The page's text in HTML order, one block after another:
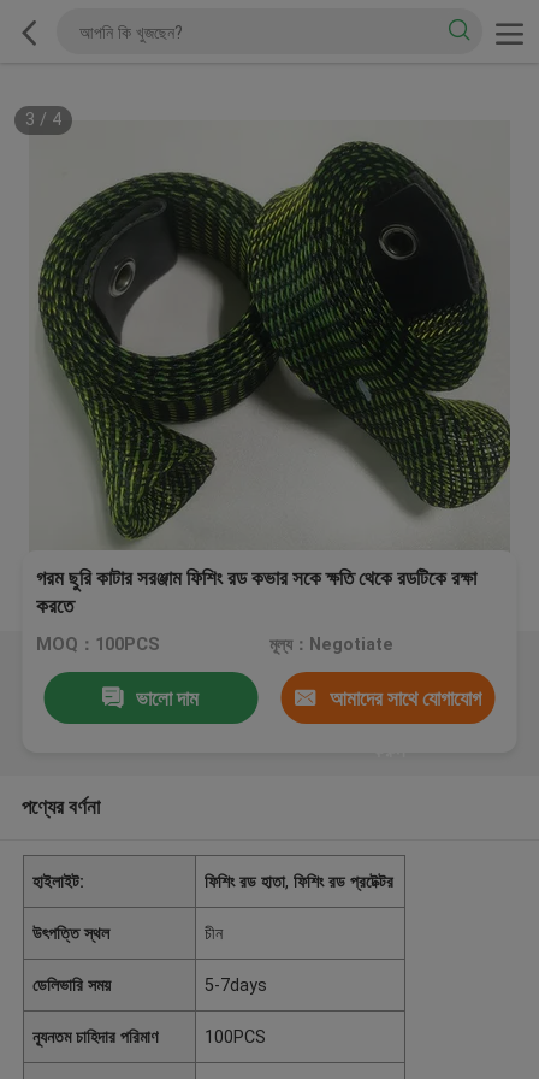
3 / 4
গরম ছুরি কাটার সরঞ্জাম ফিশিং রড কভার সকে ক্ষতি থেকে রডটিকে রক্ষা
করতে
MOQ：100PCS মূল্য：Negotiate
ভালো দাম আমাদের সাথে যোগাযোগ
পণ্যের বর্ণনা
হাইলাইট: ফিশিং রড হাতা,ফিশিং রড প্রটেক্টর
উৎপত্তি স্থল চীন
ডেলিভারি সময় 5-7days
ন্যূনতম চাহিদার পরিমাণ 100PCS